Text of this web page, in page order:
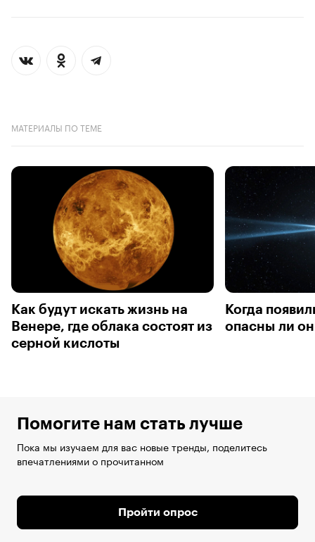
МАТЕРИАЛЫ ПО ТЕМЕ
Как будут искать жизнь на
Венере, где облака состоят из
серной кислоты
Когда
опасны ли
Помогите нам стать лучше
Пока мы изучаем для вас новые тренды, поделитесь
впечатлениями о прочитанном
Пройти опрос